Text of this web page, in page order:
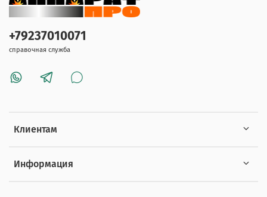
Клиентам
Информация
+79237010071
справочная служба